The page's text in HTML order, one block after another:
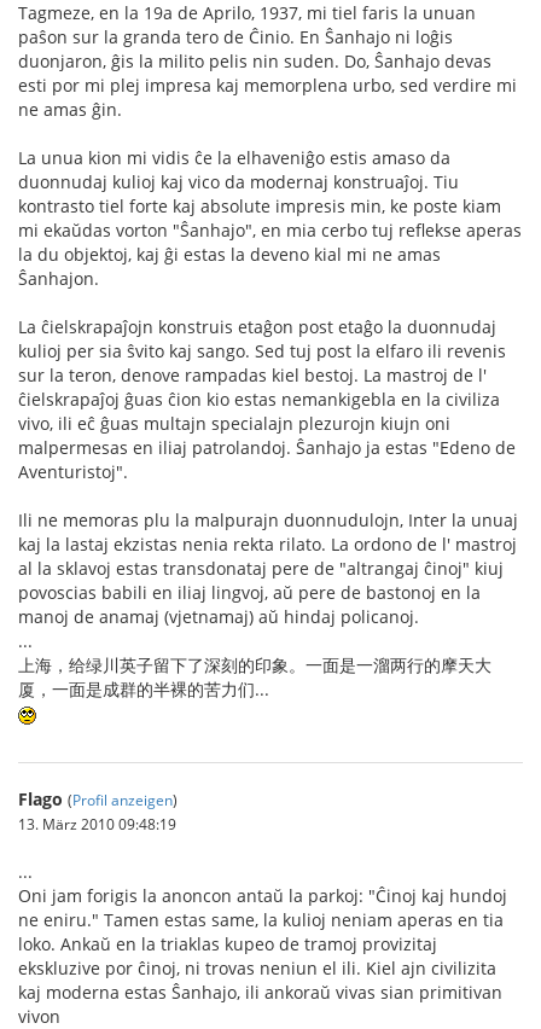
Tagmeze, en la 19a de Aprilo, 1937, mi tiel faris la unuan
paŝon sur la granda tero de Ĉinio. En Ŝanhajo ni loĝis
duonjaron, ĝis la milito pelis nin suden. Do, Ŝanhajo devas
esti por mi plej impresa kaj memorplena urbo, sed verdire mi
ne amas ĝin.
La unua kion mi vidis ĉe la elhaveniĝo estis amaso da
duonnudaj kulioj kaj vico da modernaj konstruaĵoj. Tiu
kontrasto tiel forte kaj absolute impresis min, ke poste kiam
mi ekaŭdas vorton "Ŝanhajo", en mia cerbo tuj reflekse aperas
la du objektoj, kaj ĝi estas la deveno kial mi ne amas
Ŝanhajon.
La ĉielskrapaĵojn konstruis etaĝon post etaĝo la duonnudaj
kulioj per sia ŝvito kaj sango. Sed tuj post la elfaro ili revenis
sur la teron, denove rampadas kiel bestoj. La mastroj de l'
ĉielskrapaĵoj ĝuas ĉion kio estas nemankigebla en la civiliza
vivo, ili eĉ ĝuas multajn specialajn plezurojn kiujn oni
malpermesas en iliaj patrolandoj. Ŝanhajo ja estas "Edeno de
Aventuristoj".
Ili ne memoras plu la malpurajn duonnudulojn, Inter la unuaj
kaj la lastaj ekzistas nenia rekta rilato. La ordono de l' mastroj
al la sklavoj estas transdonataj pere de "altrangaj ĉinoj" kiuj
povoscias babili en iliaj lingvoj, aŭ pere de bastonoj en la
manoj de anamaj (vjetnamaj) aŭ hindaj policanoj.
...
上海，给绿川英子留下了深刻的印象。一面是一溜两行的摩天大
厦，一面是成群的半裸的苦力们...
Flago (Profil anzeigen)
13. März 2010 09:48:19
...
Oni jam forigis la anoncon antaŭ la parkoj: "Ĉinoj kaj hundoj
ne eniru." Tamen estas same, la kulioj neniam aperas en tia
loko. Ankaŭ en la triaklas kupeo de tramoj provizitaj
ekskluzive por ĉinoj, ni trovas neniun el ili. Kiel ajn civilizita
kaj moderna estas Ŝanhajo, ili ankoraŭ vivas sian primitivan
vivon